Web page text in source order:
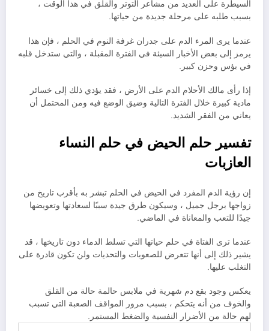
السيطرة على العديد من مشاعر التوتر والقلق في هذا الوقت ،
بسبب طلبه على مرحلة جديدة من حياتها.
عندما يرى المرء الدم على جدران غرفة النوم في الحلم ، فإن هذا
يرمز إلى بعض الأخبار السيئة في الفترة المقبلة ، والتي ستدخل قلبه
في بؤس وحزن كبير.
إذا رأى مالك الأحلام الدم على الأرض ، فقد يؤدي ذلك إلى خسائر
مادية كبيرة خلال الفترة التالية وضيق الوضع فيه ومن المحتمل أن
يعاني من الفقر الشديد.
تفسير حلم الحيض في حلم النساء
العازبات
إن رؤية الدم المفرد في الحيض في الحلم تبشر به بأقرب تاريخ من
زواجها برجل جميل ، وسيكون طرق جيدة سببًا لسعادتها وتعويضها
جيدًا للتعب والمعاناة في الماضي.
عندما ترى الفتاة في حلم حياتها التي تسلط الدماء دون تاريخها ، قد
يشير ذلك إلى أنها تتعرض للصعوبات والتحديات ولن تكون قادرة على
التغلب عليها.
يعكس وجود بقع دم شهرية في ملابس حالمة حالة من القلق
والخوف من أنه يتحكم ، بسبب مرور المواقف الصعبة التي تسبب
لهم حالة من الأضرار النفسية والضغط المستمر.